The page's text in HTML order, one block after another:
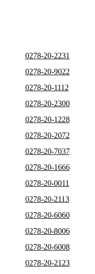
0278-20-2231
0278-20-9022
0278-20-1112
0278-20-2300
0278-20-1228
0278-20-2072
0278-20-7037
0278-20-1666
0278-20-0011
0278-20-2113
0278-20-6060
0278-20-8006
0278-20-6008
0278-20-2123